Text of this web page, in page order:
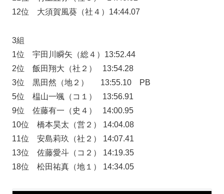
12位 大須賀風葵（社４）14:44.07
3組
1位 宇田川瞬矢（総４）13:52.44
2位 飯田翔大（社２） 13:54.28
3位 黒田然（地２） 13:55.10 PB
5位 榅山一颯（コ１） 13:56.91
9位 佐藤有一（史４） 14:00.95
10位 橋本昊太（営２） 14:04.08
11位 安島莉玖（社２） 14:07.41
13位 佐藤愛斗（コ２） 14:19.35
18位 松田祐真（地１） 14:34.05